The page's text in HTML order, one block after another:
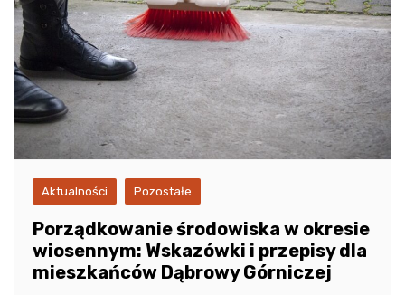
Aktualności Pozostałe
Porządkowanie środowiska w okresie
wiosennym: Wskazówki i przepisy dla
mieszkańców Dąbrowy Górniczej